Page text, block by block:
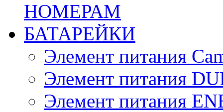
НОМЕРАМ
БАТАРЕЙКИ
Элемент питания
Элемент питания
Элемент питания